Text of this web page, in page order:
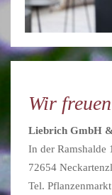
Wir
Liebrich GmbH
In der Ramshalde 1
72654
Tel.